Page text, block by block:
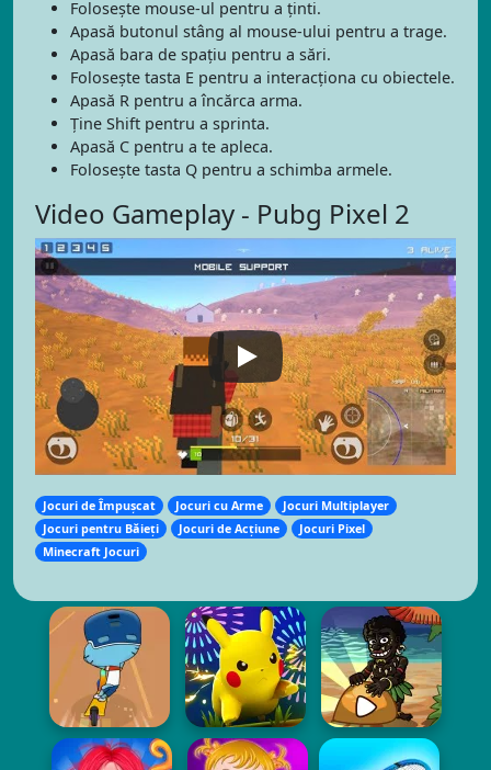
Folosește mouse-ul pentru a ținti.
Apasă butonul stâng al mouse-ului pentru a trage.
Apasă bara de spațiu pentru a sări.
Folosește tasta E pentru a interacționa cu obiectele.
Apasă R pentru a încărca arma.
Ține Shift pentru a sprinta.
Apasă C pentru a te apleca.
Folosește tasta Q pentru a schimba armele.
Video Gameplay - Pubg Pixel 2
Jocuri de Împușcat Jocuri cu Arme
Jocuri Multiplayer
Jocuri pentru Băieți
Jocuri de Acțiune
Jocuri Pixel
Minecraft Jocuri